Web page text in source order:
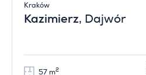
Kraków
Kazimierz, Dajwór
57 m2